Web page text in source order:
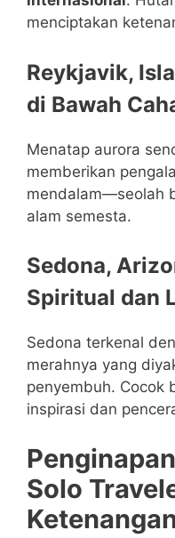
menciptakan
Reykjavik,
di Bawah
Menatap aurora
memberikan
mendalam—seolah
alam semesta.
Sedona,
Spiritual dan
Sedona terkenal
merahnya yang
penyembuh. Cocok
inspirasi dan
Solo